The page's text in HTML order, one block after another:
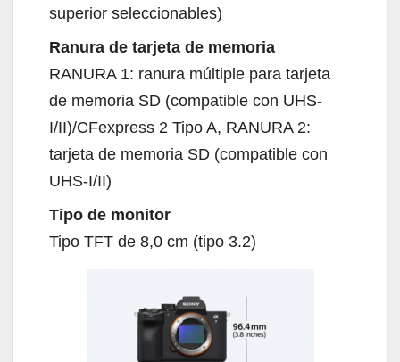
superior seleccionables)
Ranura de tarjeta de memoria
RANURA 1: ranura múltiple para tarjeta
de memoria SD (compatible con UHS-
I/II)/CFexpress 2 Tipo A, RANURA 2:
tarjeta de memoria SD (compatible con
UHS-I/II)
Tipo de monitor
Tipo TFT de 8,0 cm (tipo 3.2)